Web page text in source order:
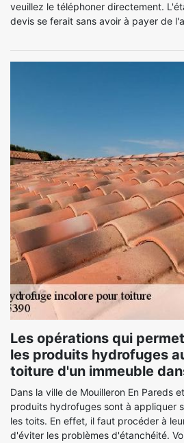
veuillez le téléphoner directement.
devis se ferait sans avoir à payer de
Les opérations qui
les produits hydrofuges
toiture d'un immeuble
Dans la ville de Mouilleron En Pareds
produits hydrofuges sont à appliquer
les toits. En effet, il faut procéder à
d'éviter les problèmes d'étanchéité.